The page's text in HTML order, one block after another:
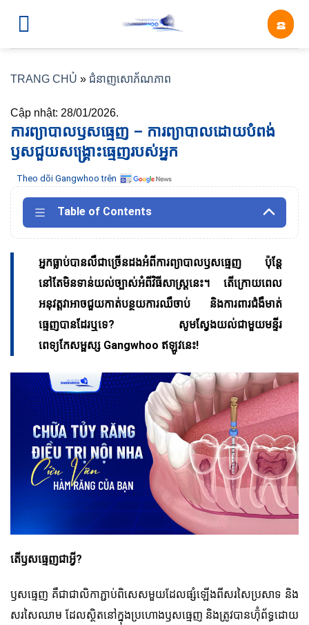
☎︎
TRANG CHỦ » ជំនាញសោភ័ណភាព
Cập nhật: 28/01/2026.
ការ​ព្យាបាល​ឫស​ធ្មេញ​ – ការ​ព្យាបាល​ដោយ​បំពង់​
ឫស​ជួយ​សង្គ្រោះ​ធ្មេញ​របស់​អ្នក
Theo dõi Gangwhoo trên
Table of Contents
អ្នកធ្លាប់បានលឺជាច្រើនដងអំពីការព្យាបាលឫសធ្មេញ ប៉ុន្តែ
នៅតែមិនទាន់យល់ច្បាស់អំពីវិធីសាស្ត្រនេះ។ តើក្រោយពេល
អនុវត្តវាអាចជួយកាត់បន្ថយការឈឺចាប់ និងការពារជំងឺមាត់
ធ្មេញបានដែរឬទេ? សូមស្វែងយល់ជាមួយមន្ទីរ
ពេទ្យកែសម្ផស្ស Gangwhoo ឥឡូវនេះ!
តើឫសធ្មេញជាអ្វី?
ឫសធ្មេញ គឺជាជាលិកាភ្ជាប់ពិសេសមួយដែលផ្សំឡើងពីសរសៃប្រសាទ និង
សរសៃឈាម ដែលស្ថិតនៅក្នុងប្រហោងឫសធ្មេញ និងត្រូវបានហ៊ុំព័ទ្ធដោយ